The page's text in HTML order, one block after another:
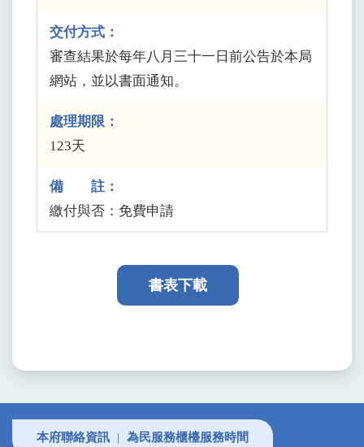
交付方式：
審查結果於每年八月三十一日前公告於本局
網站，並以書面通知。
處理期限：
123天
備 註：
繳付與否：免費申請
書表下載
本府聯絡資訊 | 為民服務櫃檯服務時間